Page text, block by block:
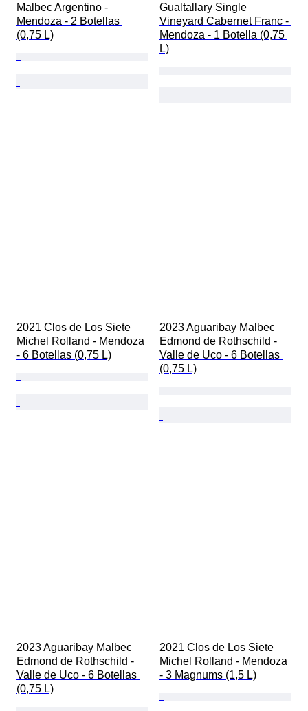
Malbec Argentino -
Mendoza - 2 Botellas
(0,75 L)
Gualtallary Single
Vineyard Cabernet Franc -
Mendoza - 1 Botella (0,75
L)
2021 Clos de Los Siete
Michel Rolland - Mendoza
- 6 Botellas (0,75 L)
2023 Aguaribay Malbec
Edmond de Rothschild -
Valle de Uco - 6 Botellas
(0,75 L)
2023 Aguaribay Malbec
Edmond de Rothschild -
Valle de Uco - 6 Botellas
(0,75 L)
2021 Clos de Los Siete
Michel Rolland - Mendoza
- 3 Magnums (1,5 L)